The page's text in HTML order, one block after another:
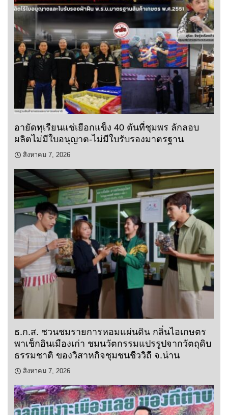
อายัดทุเรียนแช่เยือกแข็ง 40 ตันที่ชุมพร ลักลอบ
ผลิตไม่มีใบอนุญาต-ไม่มีใบรับรองมาตรฐาน
สิงหาคม 7, 2026
ธ.ก.ส. ชวนชมรายการหอมแผ่นดิน กลิ่นไอเกษตร
พาเช็กอินเมืองเก่า ชมนวัตกรรมแปรรูปจากวัตถุดิบ
ธรรมชาติ ของวิสาหกิจชุมชนชีววิถี จ.น่าน
สิงหาคม 7, 2026